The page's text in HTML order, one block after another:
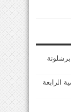
برشلونة
الرابعة